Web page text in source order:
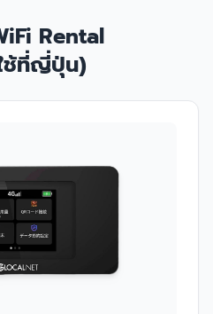
Rental
ช้ที่ญี่ปุ่น)